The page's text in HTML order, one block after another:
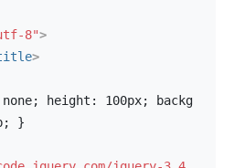
8">
>
}